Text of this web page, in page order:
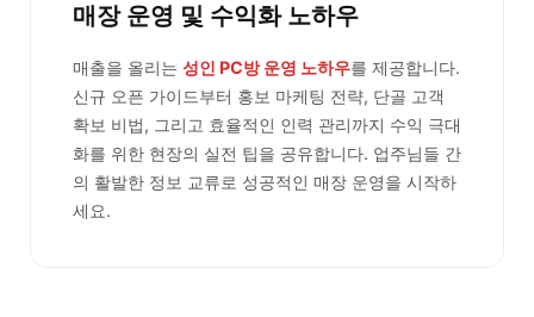
매장 운영 및 수익화 노하우
매출을 올리는 성인 PC방 운영 노하우를 제공합니다.
신규 오픈 가이드부터 홍보 마케팅 전략, 단골 고객
확보 비법, 그리고 효율적인 인력 관리까지 수익 극대
화를 위한 현장의 실전 팁을 공유합니다. 업주님들 간
의 활발한 정보 교류로 성공적인 매장 운영을 시작하
세요.